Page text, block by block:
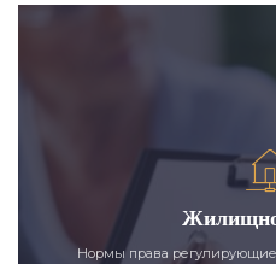
Нормы права